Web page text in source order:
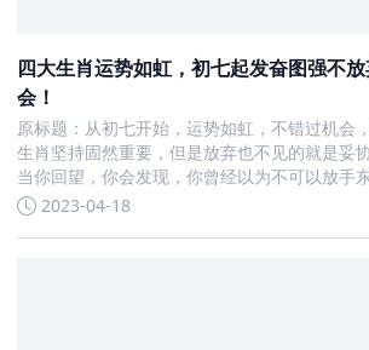
四大生肖运势如虹，初七起发奋图强不
会！
原标题：从初七开始，运势如虹，不错过机会
生肖坚持固然重要，但是放弃也不见的就是妥
当你回望，你会发现，你曾经以为不可以放手
一块跳板，令你成长。行了，咱们还是继续说
2023-04-18